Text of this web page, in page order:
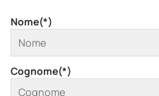
Nome(*)
Cognome(*)